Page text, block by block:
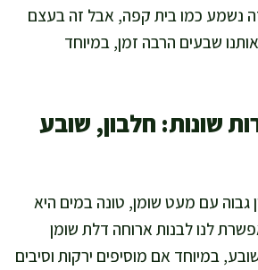
זה נשמע כמו בית קפה, אבל זה בעצם
שבעים הרבה זמן, במיוחד
שונות: חלבון, שובע
עם מעט שומן, טונה במים היא
לנו לבנות ארוחה דלת שומן
במיוחד אם מוסיפים ירקות וסיבים